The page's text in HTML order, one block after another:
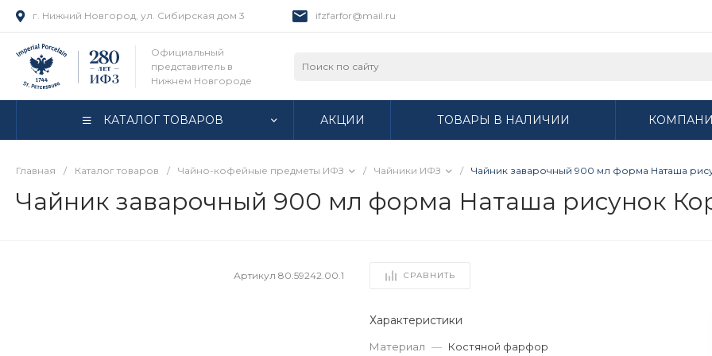
г. Нижний Новгород, ул. Сибирская дом 3 ifzfarfor@mail.ru
Официальный
представитель в
Нижнем Новгороде
КАТАЛОГ ТОВАРОВ АКЦИИ ТОВАРЫ В НАЛИЧИИ
Главная / Каталог товаров / Чайно-кофейные предметы ИФЗ / Чайники ИФЗ / Чайник заварочный 900 мл форма Наташа
Чайник заварочный 900 мл форма Наташа рисунок
Артикул80.59242.00.1 СРАВНИТЬ
Характеристики
Материал — Костяной фарфор